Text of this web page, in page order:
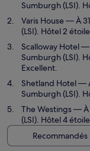
Sumburgh (LSI).
Varis House— À
(LSI). Hôtel 2
Scalloway Hotel—
Sumburgh (LSI).
Excellent.
Shetland Hotel—
Sumburgh (LSI).
The Westings— À
(LSI). Hôtel 4
Recommandés